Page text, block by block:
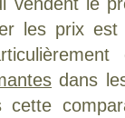
les prix
dans
cette